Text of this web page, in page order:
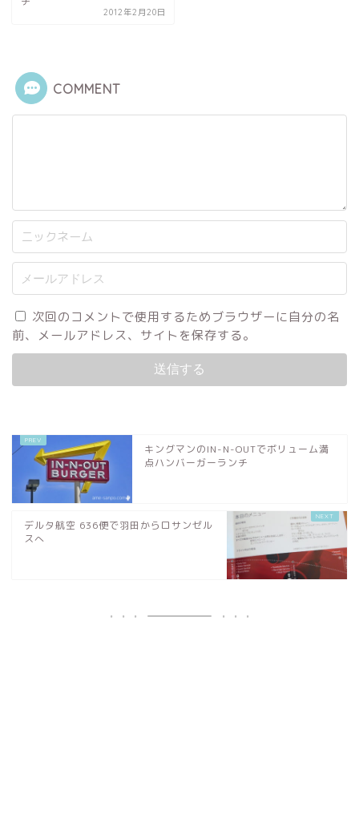
2012年2月20日
COMMENT
次回のコメントで使用するためブラウザーに自分の名
前、メールアドレス、サイトを保存する。
キングマンのIN-N-OUTでボリューム満
点ハンバーガーランチ
デルタ航空 636便で羽田からロサンゼル
スへ